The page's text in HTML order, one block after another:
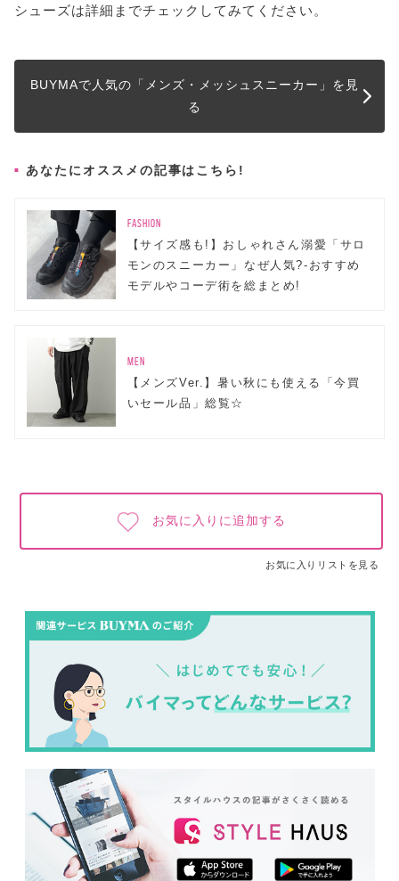
シューズは詳細までチェックしてみてください。
BUYMAで人気の「メンズ・メッシュスニーカー」を見
る
あなたにオススメの記事はこちら!
FASHION
【サイズ感も!】おしゃれさん溺愛「サロ
モンのスニーカー」なぜ人気?-おすすめ
モデルやコーデ術を総まとめ!
MEN
【メンズVer.】暑い秋にも使える「今買
いセール品」総覧☆
お気に入りに追加する
お気に入りリストを見る